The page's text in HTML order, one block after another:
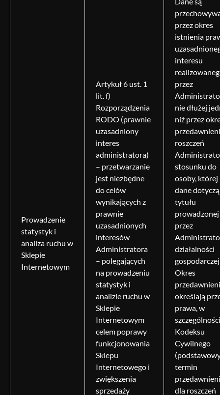
Prowadzenie
statystyk i
analiza ruchu w
Sklepie
Internetowym
Artykuł 6 ust. 1
lit. f)
Rozporządzenia
RODO (prawnie
uzasadniony
interes
administratora)
– przetwarzanie
jest niezbędne
do celów
wynikających z
prawnie
uzasadnionych
interesów
Administratora
– polegających
na prowadzeniu
statystyk i
analizie ruchu w
Sklepie
Internetowym
celem poprawy
funkcjonowania
Sklepu
Internetowego i
zwiększenia
sprzedaży
przez okres
istnienia
interesu
przez
nie dłużej
niż przez
roszczeń
stosunku do
osoby, której
dane
tytułu
prowadzonej
przez
działalności
Okres
określają
prawa, w
Kodeksu
Cywilnego
termin
dla roszczeń